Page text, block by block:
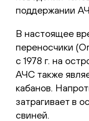
поддержании
В настоящее
переносчики
с 1978 г. на
АЧС также
кабанов.
затрагивает в
свиней.